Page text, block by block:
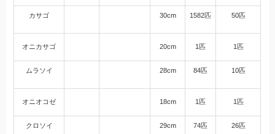
カサゴ 30cm 1582匹 50匹
オニカサゴ 20cm 1匹 1匹
ムラソイ 28cm 84匹 10匹
オニオコゼ 18cm 1匹 1匹
クロソイ 29cm 74匹 26匹